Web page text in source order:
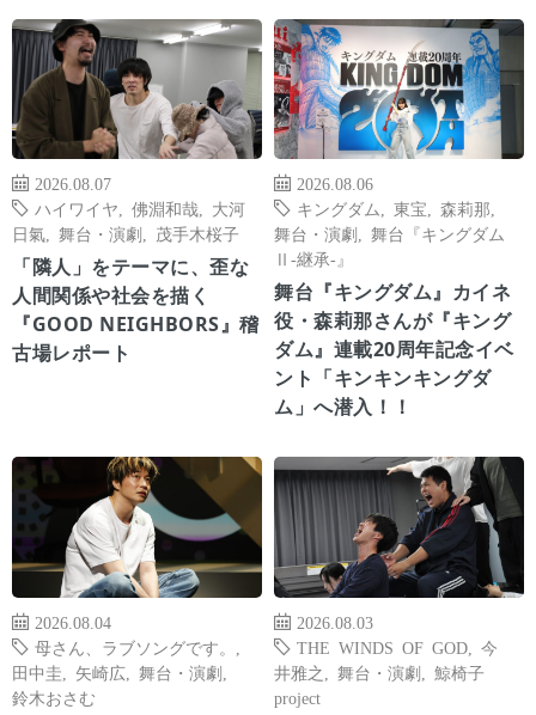
2026.08.07
ハイワイヤ
佛淵和哉
大河
日氣
舞台・演劇 茂手木桜子
「隣人」をテーマに、歪な
人間関係や社会を描く
『GOOD NEIGHBORS』稽
古場レポート
2026.08.06
キングダム
東宝 森莉那
舞台・演劇
舞台『キングダム
Ⅱ-継承-』
舞台『キングダム』カイネ
役・森莉那さんが『キング
ダム』連載20周年記念イベ
ント「キンキンキングダ
ム」へ潜入！！
2026.08.04
母さん、ラブソングです。
田中圭
矢崎広 舞台・演劇
鈴木おさむ
2026.08.03
THE WINDS OF GOD
今
井雅之
舞台・演劇
鯨椅子
project